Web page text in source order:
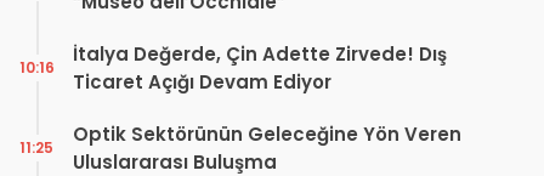
İtalya Değerde, Çin Adette Zirvede! Dış
Ticaret Açığı Devam Ediyor
10:16
Optik Sektörünün Geleceğine Yön Veren
Uluslararası Buluşma
11:25